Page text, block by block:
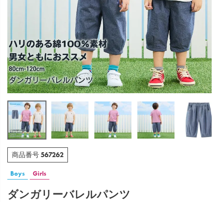
商品番号567262
Boys Girls
ダンガリーバレルパンツ